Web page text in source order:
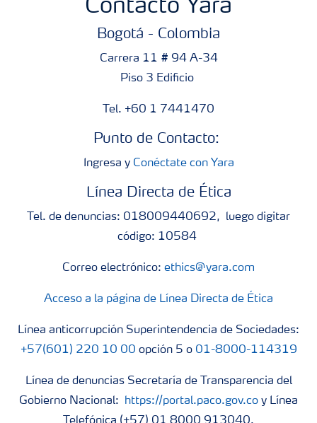
Contacto Yara
Bogotá - Colombia
Carrera 11 # 94 A-34
Piso 3 Edificio
Tel. +60 1 7441470
Punto de Contacto:
Ingresa y Conéctate con Yara
Línea Directa de Ética
Tel. de denuncias: 018009440692, luego digitar
código: 10584
Correo electrónico: ethics@yara.com
Acceso a la página de Línea Directa de Ética
Línea anticorrupción Superintendencia de Sociedades:
+57(601) 220 10 00 opción 5 o 01-8000-114319
Línea de denuncias Secretaría de Transparencia del
Gobierno Nacional:
https://portal.paco.gov.co y Línea